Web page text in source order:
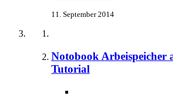
11. September 2014
Notobook Arbeispeicher
Tutorial